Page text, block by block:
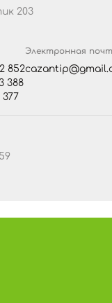
203
852
388
377
Электронная